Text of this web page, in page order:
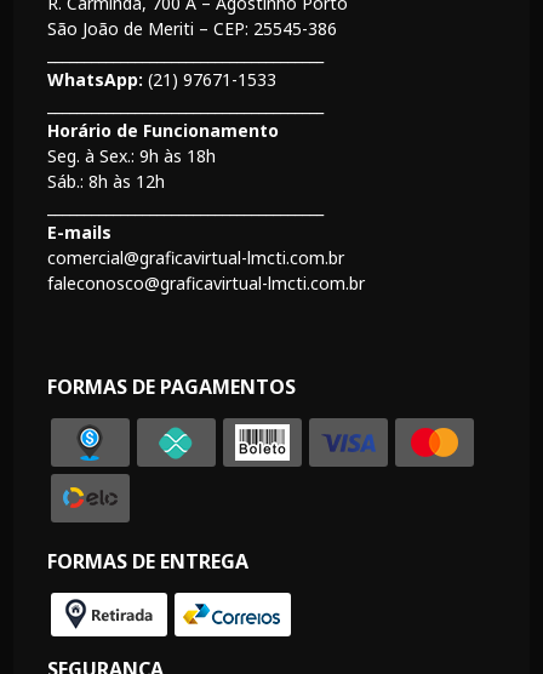
São João de Meriti – CEP: 25545-386
WhatsApp: (21) 97671-1533
Horário de Funcionamento
Seg. à Sex.: 9h às 18h
Sáb.: 8h às 12h
E-mails
comercial@graficavirtual-lmcti.com.br
faleconosco@graficavirtual-lmcti.com.br
FORMAS DE PAGAMENTOS
FORMAS DE ENTREGA